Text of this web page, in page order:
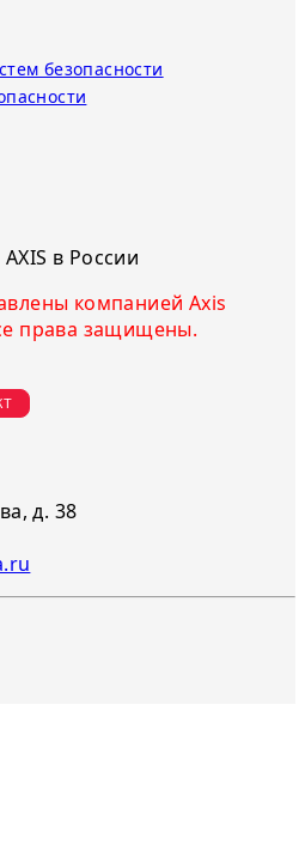
безопасности
в России
компанией Axis
права защищены.
д. 38